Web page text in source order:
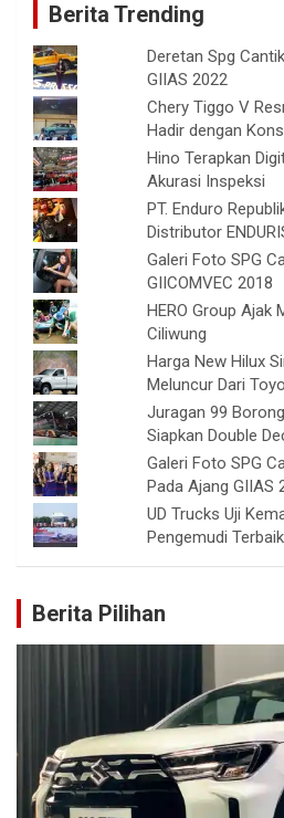
Berita Trending
Deretan Spg
GIIAS 2022
Chery Tiggo V
Hadir dengan
Hino Terapkan
Akurasi Inspeksi
PT. Enduro
Distributor
Galeri Foto SPG
GIICOMVEC 2018
HERO Group Ajak
Ciliwung
Harga New Hilux
Meluncur Dari
Juragan 99
Siapkan Double
Galeri Foto SPG
Pada Ajang GIIAS
UD Trucks Uji
Pengemudi
Berita Pilihan